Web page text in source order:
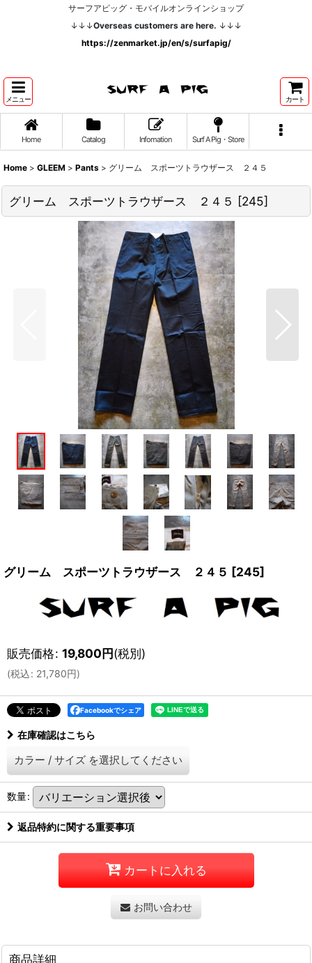
サーフアピッグ・モバイルオンラインショップ
↓↓↓Overseas customers are here. ↓↓↓
https://zenmarket.jp/en/s/surfapig/
メニュー カート
Home Catalog Infomation Surf A Pig・Store
Home > GLEEM > Pants > グリーム スポーツトラウザース ２４５
グリーム スポーツトラウザース ２４５ [245]
グリーム スポーツトラウザース ２４５ [245]
販売価格: 19,800円(税別)
(税込: 21,780円)
Facebookでシェア
在庫確認はこちら
カラー / サイズ を選択してください
数量:
返品特約に関する重要事項
カートに入れる
お問い合わせ
商品詳細